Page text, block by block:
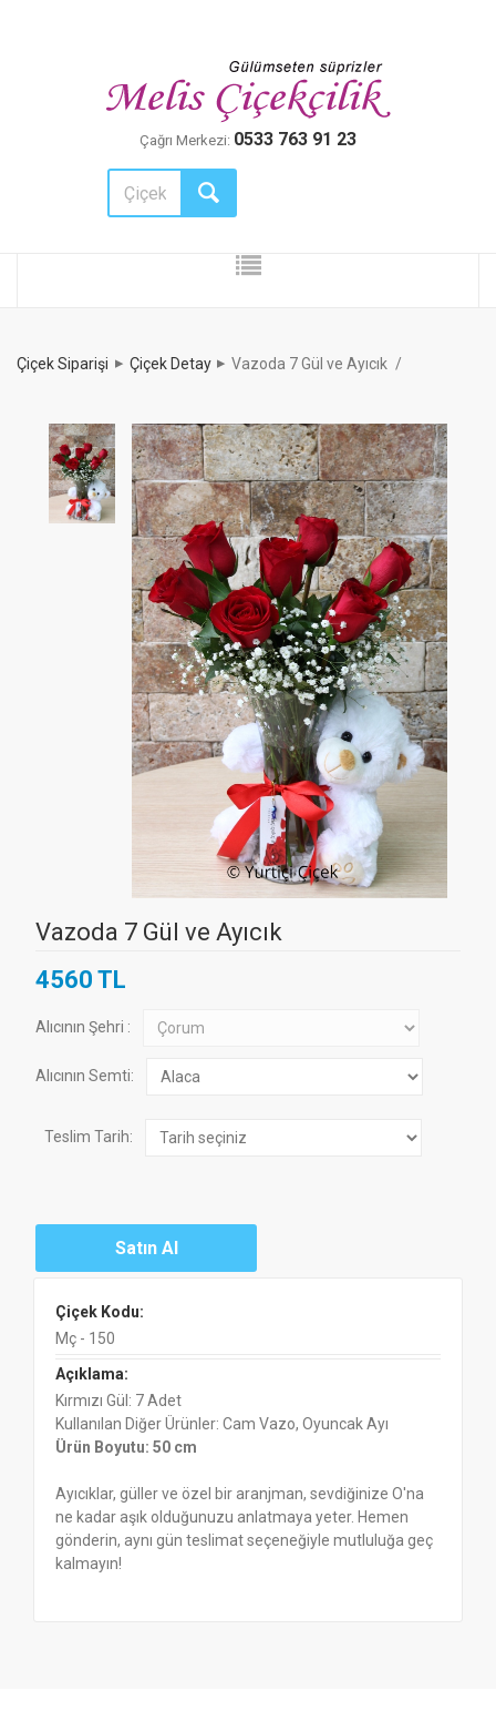
Çağrı Merkezi: 0533 763 91 23
Çiçek Siparişi Çiçek Detay Vazoda 7 Gül ve Ayıcık
Vazoda 7 Gül ve Ayıcık
4560 TL
Alıcının Şehri :
Alıcının Semti:
Teslim Tarih:
Çiçek Kodu:
Mç - 150
Açıklama:
Kırmızı Gül: 7 Adet
Kullanılan Diğer Ürünler: Cam Vazo, Oyuncak Ayı
Ürün Boyutu: 50 cm
Ayıcıklar, güller ve özel bir aranjman, sevdiğinize O'na
ne kadar aşık olduğunuzu anlatmaya yeter. Hemen
gönderin, aynı gün teslimat seçeneğiyle mutluluğa geç
kalmayın!